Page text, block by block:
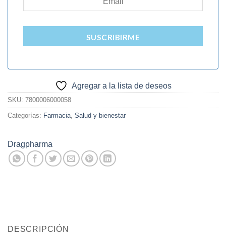
SUSCRIBIRME
Agregar a la lista de deseos
SKU: 7800006000058
Categorías: Farmacia Salud y bienestar
Dragpharma
DESCRIPCIÓN